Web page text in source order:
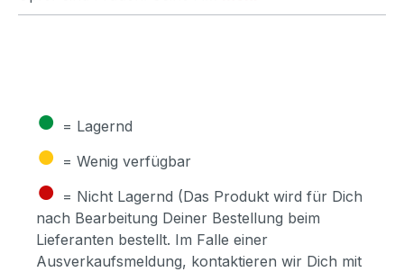
● = Lagernd
● = Wenig verfügbar
● = Nicht Lagernd (Das Produkt wird für Dich
nach Bearbeitung Deiner Bestellung beim
Lieferanten bestellt. Im Falle einer
Ausverkaufsmeldung, kontaktieren wir Dich mit